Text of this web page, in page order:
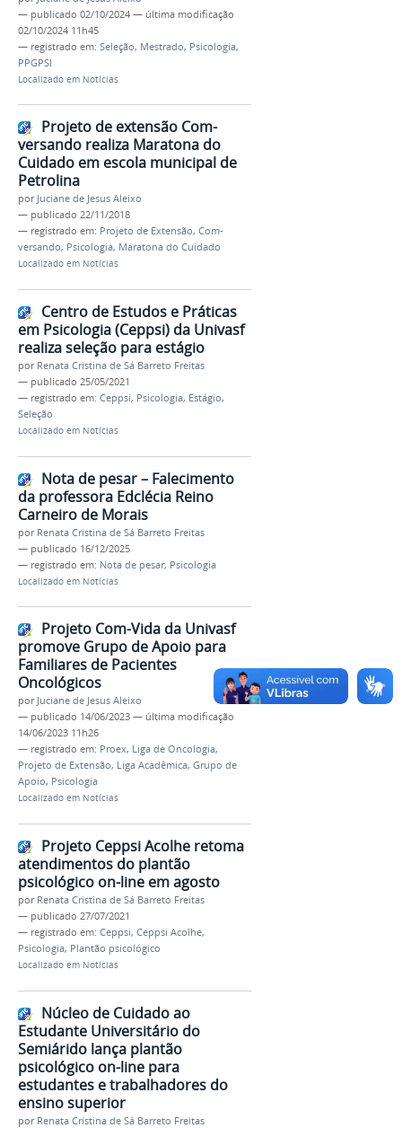
— publicado 02/10/2024 — última modificação
02/10/2024 11h45
— registrado em: Seleção, Mestrado, Psicologia,
PPGPSI
Localizado em Notícias
Projeto de extensão Com-
versando realiza Maratona do
Cuidado em escola municipal de
Petrolina
por Juciane de Jesus Aleixo
— publicado 22/11/2018
— registrado em: Projeto de Extensão, Com-
versando, Psicologia, Maratona do Cuidado
Localizado em Notícias
Centro de Estudos e Práticas
em Psicologia (Ceppsi) da Univasf
realiza seleção para estágio
por Renata Cristina de Sá Barreto Freitas
— publicado 25/05/2021
— registrado em: Ceppsi, Psicologia, Estágio,
Seleção
Localizado em Notícias
Nota de pesar – Falecimento
da professora Edclécia Reino
Carneiro de Morais
por Renata Cristina de Sá Barreto Freitas
— publicado 16/12/2025
— registrado em: Nota de pesar, Psicologia
Localizado em Notícias
Projeto Com-Vida da Univasf
promove Grupo de Apoio para
Familiares de Pacientes
Oncológicos
por Juciane de Jesus Aleixo
— publicado 14/06/2023 — última modificação
14/06/2023 11h26
— registrado em: Proex, Liga de Oncologia,
Projeto de Extensão, Liga Acadêmica, Grupo de
Apoio, Psicologia
Localizado em Notícias
Projeto Ceppsi Acolhe retoma
atendimentos do plantão
psicológico on-line em agosto
por Renata Cristina de Sá Barreto Freitas
— publicado 27/07/2021
— registrado em: Ceppsi, Ceppsi Acolhe,
Psicologia, Plantão psicológico
Localizado em Notícias
Núcleo de Cuidado ao
Estudante Universitário do
Semiárido lança plantão
psicológico on-line para
estudantes e trabalhadores do
ensino superior
por Renata Cristina de Sá Barreto Freitas